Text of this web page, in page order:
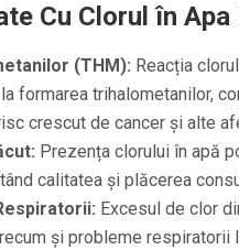
Cu Clorul în Apa
(THM): Reacția
formarea trihalometanilor,
crescut de cancer și alte
Prezența clorului în apă
calitatea și plăcerea
Excesul de clor
și probleme respiratorii